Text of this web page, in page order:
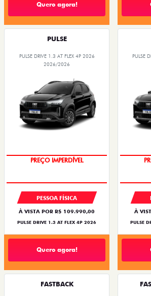
Quero agora!
PULSE
PULSE DRIVE 1.3 AT FLEX 4P 2026
2026/2026
PREÇO IMPERDÍVEL
PESSOA FÍSICA
À VISTA POR R$ 109.990,00
PULSE DRIVE 1.3 AT FLEX 4P 2026
Quero agora!
PULSE
À
PULSE
FASTBACK